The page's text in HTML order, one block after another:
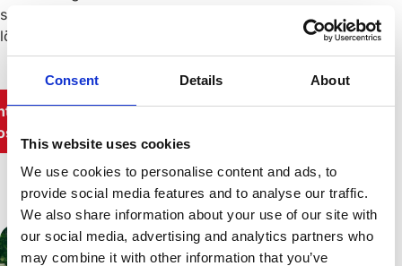
Consent Details About
This website uses cookies
We use cookies to personalise content and ads, to
provide social media features and to analyse our traffic.
We also share information about your use of our site with
our social media, advertising and analytics partners who
may combine it with other information that you’ve
samma hållbara
lösning.